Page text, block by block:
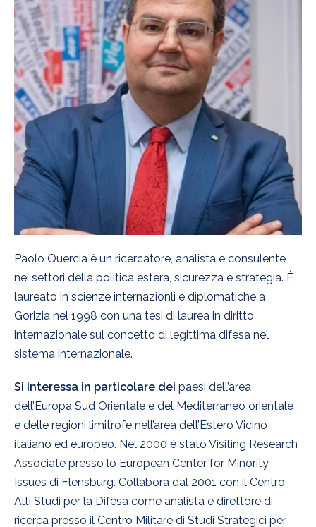
Paolo Quercia è un ricercatore, analista e consulente
nei settori della politica estera, sicurezza e strategia. È
laureato in scienze internazionli e diplomatiche a
Gorizia nel 1998 con una tesi di laurea in diritto
internazionale sul concetto di legittima difesa nel
sistema internazionale.
Si interessa in particolare dei paesi dell’area
dell’Europa Sud Orientale e del Mediterraneo orientale
e delle regioni limitrofe nell’area dell’Estero Vicino
italiano ed europeo. Nel 2000 è stato Visiting Research
Associate presso lo European Center for Minority
Issues di Flensburg. Collabora dal 2001 con il Centro
Alti Studi per la Difesa come analista e direttore di
ricerca presso il Centro Militare di Studi Strategici per